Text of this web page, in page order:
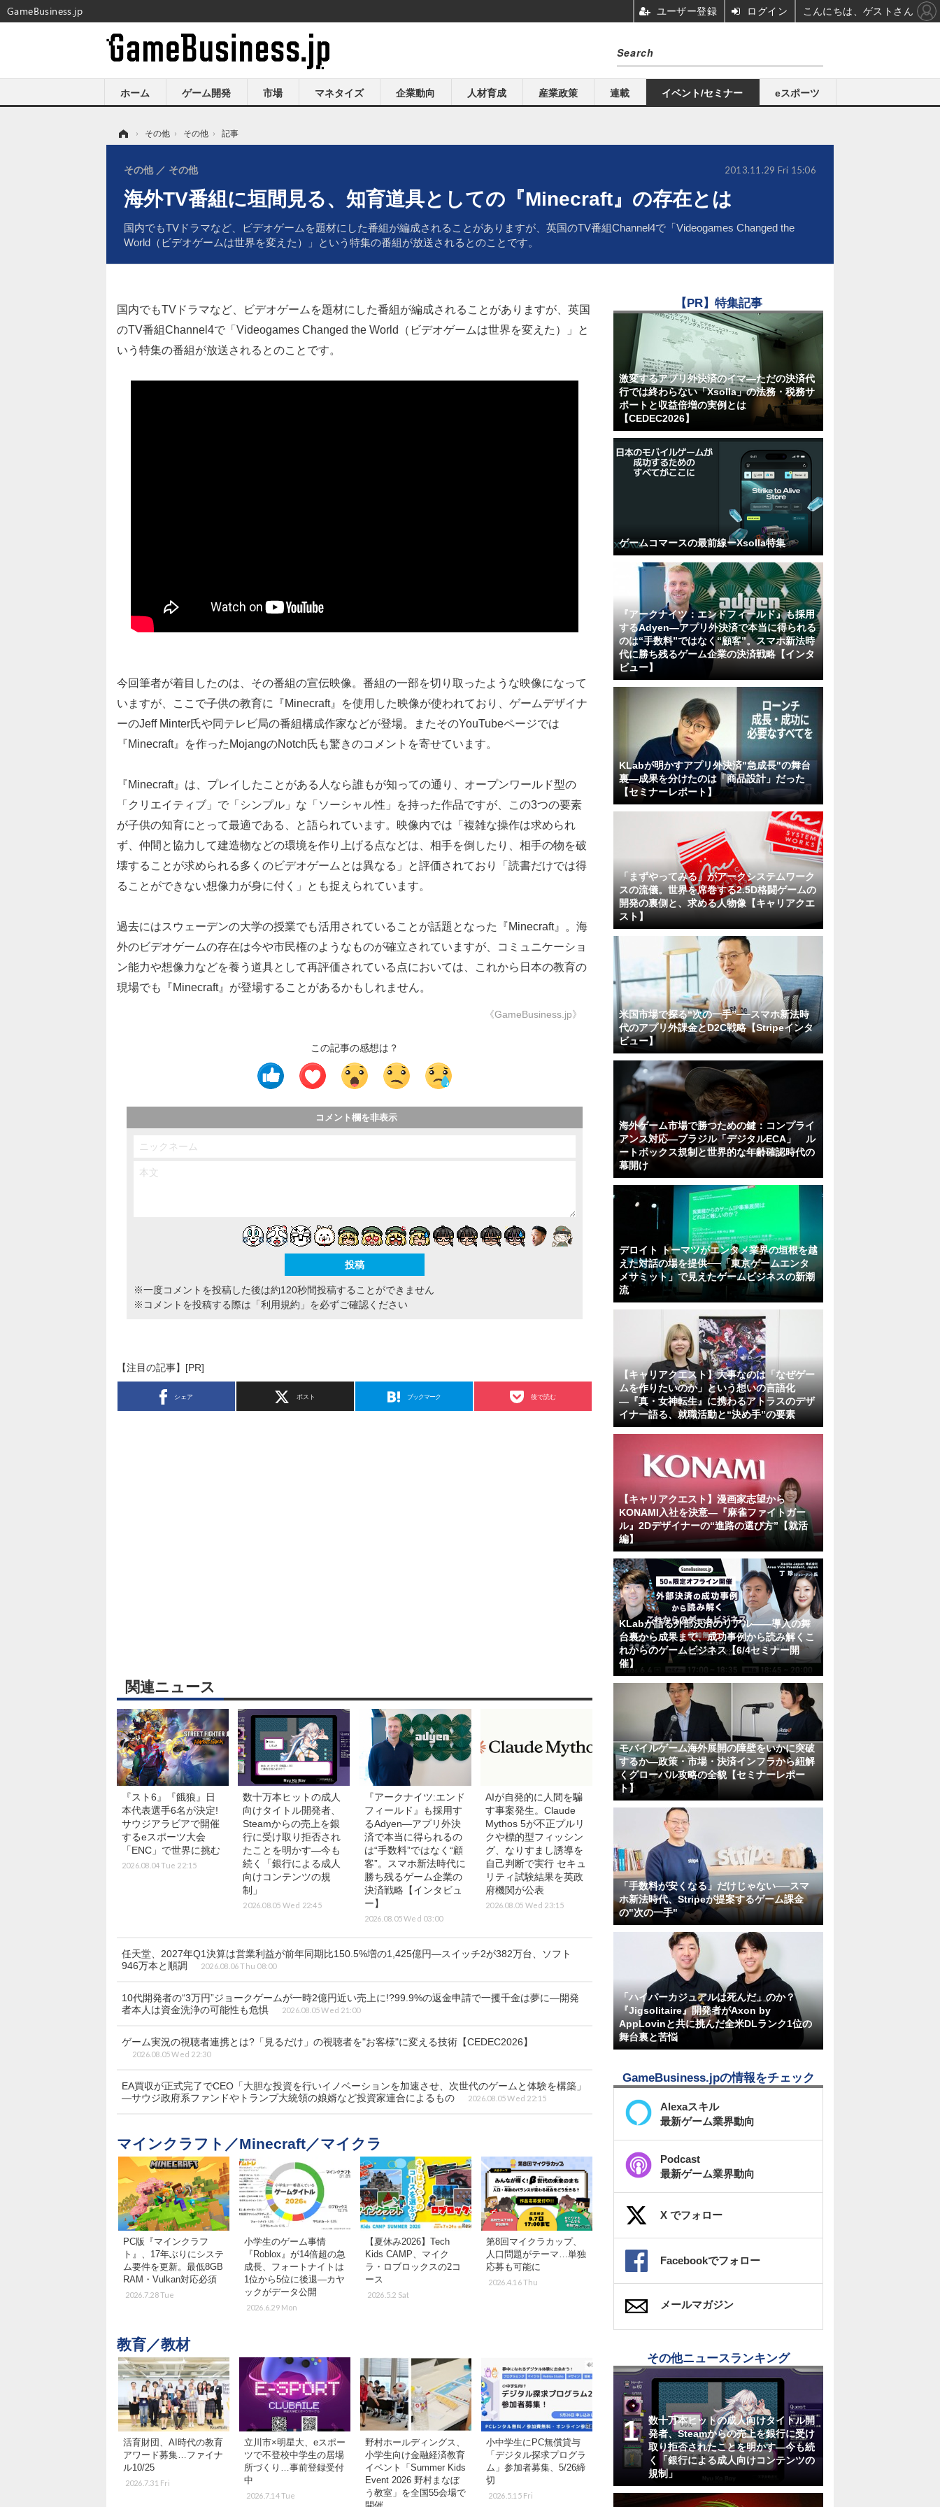
ホーム ゲーム開発 市場 マネタイズ 企業動向 人材育成 産業政策 連載 イベント/セミナー eスポーツ
› その他 › その他 › 記事
海外TV番組に垣間見る、知育道具としての『Minecraft』の存在とは
国内でもTVドラマなど、ビデオゲームを題材にした番組が編成されることがありますが、英国のTV番組Channel4で「Videogames Changed the
World（ビデオゲームは世界を変えた）」という特集の番組が放送されるとのことです。
その他 その他 2013.11.29 Fri 15:06
国内でもTVドラマなど、ビデオゲームを題材にした番組が編成されることがありますが、英国
のTV番組Channel4で「Videogames Changed the World（ビデオゲームは世界を変えた）」と
いう特集の番組が放送されるとのことです。
今回筆者が着目したのは、その番組の宣伝映像。番組の一部を切り取ったような映像になって
いますが、ここで子供の教育に『Minecraft』を使用した映像が使われており、ゲームデザイナ
ーのJeff Minter氏や同テレビ局の番組構成作家などが登場。またそのYouTubeページでは
『Minecraft』を作ったMojangのNotch氏も驚きのコメントを寄せています。
『Minecraft』は、プレイしたことがある人なら誰もが知っての通り、オープンワールド型の
「クリエイティブ」で「シンプル」な「ソーシャル性」を持った作品ですが、この3つの要素
が子供の知育にとって最適である、と語られています。映像内では「複雑な操作は求められ
ず、仲間と協力して建造物などの環境を作り上げる点などは、相手を倒したり、相手の物を破
壊することが求められる多くのビデオゲームとは異なる」と評価されており「読書だけでは得
ることができない想像力が身に付く」とも捉えられています。
過去にはスウェーデンの大学の授業でも活用されていることが話題となった『Minecraft』。海
外のビデオゲームの存在は今や市民権のようなものが確立されていますが、コミュニケーショ
ン能力や想像力などを養う道具として再評価されている点においては、これから日本の教育の
現場でも『Minecraft』が登場することがあるかもしれません。
《GameBusiness.jp》
この記事の感想は？
コメント欄を非表示
※一度コメントを投稿した後は約120秒間投稿することができません
※コメントを投稿する際は 「利用規約」 を必ずご確認ください
【注目の記事】[PR]
シェア ポスト ブックマーク 後で読む
関連ニュース
『スト6』『餓狼』日
本代表選手6名が決定!
サウジアラビアで開催
するeスポーツ大会
「ENC」で世界に挑む
2026.08.04 Tue 22:15
数十万本ヒットの成人
向けタイトル開発者、
Steamからの売上を銀
行に受け取り拒否され
たことを明かす―今も
続く「銀行による成人
向けコンテンツの規
制」
2026.08.05 Wed 22:45
『アークナイツ:エンド
フィールド』も採用す
るAdyen―アプリ外決
済で本当に得られるの
は“手数料”ではなく“顧
客”。スマホ新法時代に
勝ち残るゲーム企業の
決済戦略【インタビュ
ー】
2026.08.05 Wed 03:00
AIが自発的に人間を騙
す事案発生。Claude
Mythos 5が不正プルリ
クや標的型フィッシン
グ、なりすまし誘導を
自己判断で実行 セキュ
リティ試験結果を英政
府機関が公表
2026.08.05 Wed 23:15
任天堂、2027年Q1決算は営業利益が前年同期比150.5%増の1,425億円―スイッチ2が382万台、ソフト
946万本と順調
2026.08.06 Thu 08:00
10代開発者の“3万円”ジョークゲームが一時2億円近い売上に!?99.9%の返金申請で一攫千金は夢に―開発
者本人は資金洗浄の可能性も危惧
2026.08.05 Wed 21:00
ゲーム実況の視聴者連携とは?「見るだけ」の視聴者を"お客様"に変える技術【CEDEC2026】
2026.08.05 Wed 22:30
EA買収が正式完了でCEO「大胆な投資を行いイノベーションを加速させ、次世代のゲームと体験を構築」
―サウジ政府系ファンドやトランプ大統領の娘婿など投資家連合によるもの
2026.08.05 Wed 22:15
マインクラフト／Minecraft／マイクラ
PC版『マインクラフ
ト』、17年ぶりにシステ
ム要件を更新。最低8GB
RAM・Vulkan対応必須
2026.7.28 Tue
小学生のゲーム事情
『Roblox』が14倍超の急
成長、フォートナイトは
1位から5位に後退―カヤ
ックがデータ公開
2026.6.29 Mon
【夏休み2026】Tech
Kids CAMP、マイク
ラ・ロブロックスの2コ
ース
2026.5.2 Sat
第8回マイクラカップ、
人口問題がテーマ…単独
応募も可能に
2026.4.16 Thu
教育／教材
活育財団、AI時代の教育
アワード募集…ファイナ
ル10/25
2026.7.31 Fri
立川市×明星大、eスポー
ツで不登校中学生の居場
所づくり…事前登録受付
中
2026.7.14 Tue
野村ホールディングス、
小学生向け金融経済教育
イベント「Summer Kids
Event 2026 野村まなぼ
う教室」を全国55会場で
小中学生にPC無償貸与
「デジタル探求プログラ
ム」参加者募集、5/26締
切
2026.5.15 Fri
【PR】特集記事
激変するアプリ外決済のイマ―ただの決済代
行では終わらない「Xsolla」の法務・税務サ
ポートと収益倍増の実例とは
【CEDEC2026】
ゲームコマースの最前線ーXsolla特集
『アークナイツ：エンドフィールド』も採用
するAdyen―アプリ外決済で本当に得られる
のは“手数料”ではなく“顧客”。スマホ新法時
代に勝ち残るゲーム企業の決済戦略【インタ
ビュー】
KLabが明かすアプリ外決済"急成長"の舞台
裏―成果を分けたのは「商品設計」だった
【セミナーレポート】
「まずやってみる」がアークシステムワーク
スの流儀。世界を席巻する2.5D格闘ゲームの
開発の裏側と、求める人物像【キャリアクエ
スト】
米国市場で探る“次の一手”──スマホ新法時
代のアプリ外課金とD2C戦略【Stripeインタ
ビュー】
海外ゲーム市場で勝つための鍵：コンプライ
アンス対応—ブラジル「デジタルECA」 ル
ートボックス規制と世界的な年齢確認時代の
幕開け
デロイト トーマツがエンタメ業界の垣根を越
えた対話の場を提供──「東京ゲームエンタ
メサミット」で見えたゲームビジネスの新潮
流
【キャリアクエスト】大事なのは「なぜゲー
ムを作りたいのか」という想いの言語化
―『真・女神転生』に携わるアトラスのデザ
イナー語る、就職活動と“決め手”の要素
【キャリアクエスト】漫画家志望から
KONAMI入社を決意―『麻雀ファイトガー
ル』2Dデザイナーの“進路の選び方”【就活
編】
KLabが語る外部決済のリアル――導入の舞
台裏から成果まで、成功事例から読み解くこ
れからのゲームビジネス【6/4セミナー開
催】
モバイルゲーム海外展開の障壁をいかに突破
するか―政策・市場・決済インフラから紐解
くグローバル攻略の全貌【セミナーレポー
ト】
「手数料が安くなる」だけじゃない──スマ
ホ新法時代、Stripeが提案するゲーム課金
の"次の一手"
「ハイパーカジュアルは死んだ」のか？
『Jigsolitaire』開発者がAxon by
AppLovinと共に挑んだ全米DLランク1位の
舞台裏と苦悩
GameBusiness.jpの情報をチェック
Alexaスキル
最新ゲーム業界動向
Podcast
最新ゲーム業界動向
X でフォロー
Facebookでフォロー
メールマガジン
その他ニュースランキング
数十万本ヒットの成人向けタイトル開
発者、Steamからの売上を銀行に受け
取り拒否されたことを明かす―今も続
く「銀行による成人向けコンテンツの
規制」
GameBusiness.jp ユーザー登録 ログイン こんにちは、ゲストさん